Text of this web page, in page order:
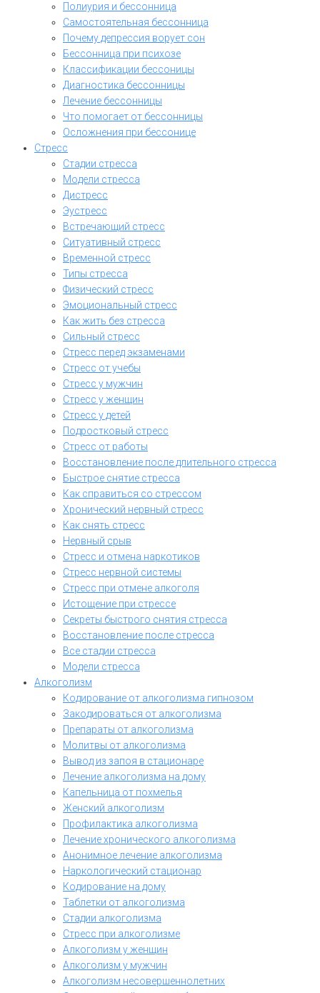
Полиурия и бессонница
Самостоятельная бессонница
Почему депрессия ворует сон
Бессонница при психозе
Классификации бессоницы
Диагностика бессонницы
Лечение бессонницы
Что помогает от бессонницы
Осложнения при бессонице
Стресс
Стадии стресса
Модели стресса
Дистресс
Эустресс
Встречающий стресс
Ситуативный стресс
Временной стресс
Типы стресса
Физический стресс
Эмоциональный стресс
Как жить без стресса
Сильный стресс
Стресс перед экзаменами
Стресс от учебы
Стресс у мужчин
Стресс у женщин
Стресс у детей
Подростковый стресс
Стресс от работы
Восстановление после длительного стресса
Быстрое снятие стресса
Как справиться со стрессом
Хронический нервный стресс
Как снять стресс
Нервный срыв
Стресс и отмена наркотиков
Стресс нервной системы
Стресс при отмене алкоголя
Истощение при стрессе
Секреты быстрого снятия стресса
Восстановление после стресса
Все стадии стресса
Модели стресса
Алкоголизм
Кодирование от алкоголизма гипнозом
Закодироваться от алкоголизма
Препараты от алкоголизма
Молитвы от алкоголизма
Вывод из запоя в стационаре
Лечение алкоголизма на дому
Капельница от похмелья
Женский алкоголизм
Профилактика алкоголизма
Лечение хронического алкоголизма
Анонимное лечение алкоголизма
Наркологический стационар
Кодирование на дому
Таблетки от алкоголизма
Стадии алкоголизма
Стресс при алкоголизме
Алкоголизм у женщин
Алкоголизм у мужчин
Алкоголизм несовершеннолетних